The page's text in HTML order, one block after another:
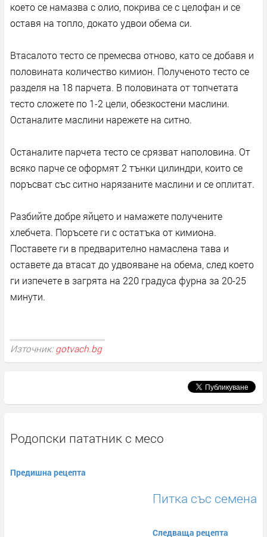
което се намазва с олио, покрива се с целофан и се
оставя на топло, докато удвои обема си.
Втасалото тесто се премесва отново, като се добавя и
половината количество кимион. Полученото тесто се
разделя на 18 парчета. В половината от топчетата
тесто сложете по 1-2 цели, обезкостени маслини.
Останалите маслини нарежете на ситно.
Останалите парчета тесто се срязват наполовина. От
всяко парче се оформят 2 тънки цилиндри, които се
поръсват със ситно нарязаните маслини и се оплитат.
Разбийте добре яйцето и намажете получените
хлебчета. Поръсете ги с остатъка от кимиона.
Поставете ги в предварително намаслена тава и
оставете да втасат до удвояване на обема, след което
ги изпечете в загрята на 220 градуса фурна за 20-25
минути.
Източник: gotvach.bg
Родопски пататник с месо
Предишна рецепта
Питка със семена
Следваща рецепта